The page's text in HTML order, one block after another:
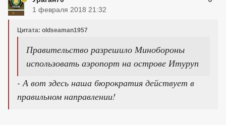
1 февраля 2018 21:32
Цитата: oldseaman1957
Правительство разрешило Минобороны
использовать аэропорт на острове Итуруп
- А вот здесь наша бюрократия действует в
правильном направлении!